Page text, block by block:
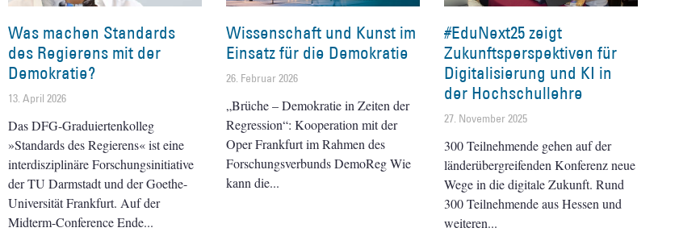
Was machen Standards
des Regierens mit der
Demokratie?
13. April 2026
Das DFG-Graduiertenkolleg
»Standards des Regierens« ist eine
interdisziplinäre Forschungsinitiative
der TU Darmstadt und der Goethe-
Universität Frankfurt. Auf der
Midterm-Conference Ende
Wissenschaft und Kunst im
Einsatz für die Demokratie
26. Februar 2026
„Brüche – Demokratie in Zeiten der
Regression“: Kooperation mit der
Oper Frankfurt im Rahmen des
Forschungsverbunds DemoReg Wie
kann die
#EduNext25 zeigt
Zukunftsperspektiven für
Digitalisierung und KI in
der Hochschullehre
27. November 2025
300 Teilnehmende gehen auf der
länderübergreifenden Konferenz neue
Wege in die digitale Zukunft. Rund
300 Teilnehmende aus Hessen und
weiteren